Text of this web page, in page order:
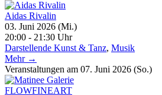
Aidas Rivalin
03. Juni 2026 (Mi.)
20:00 - 21:30 Uhr
Darstellende Kunst & Tanz, Musik
Mehr →
Veranstaltungen am 07. Juni 2026 (So.)